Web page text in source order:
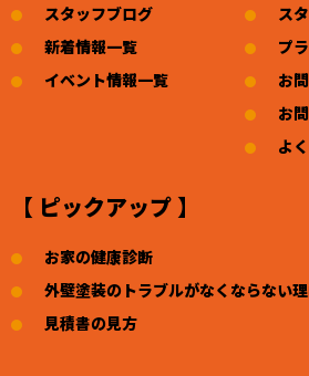
スタッフブログ
新着情報一覧
イベント情報一覧
ス
プ
お
お
よ
【 ピックアップ 】
お家の健康診断
外壁塗装のトラブルがなくならない
見積書の見方